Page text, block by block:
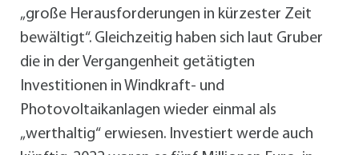
„große Herausforderungen in kürzester Zeit
bewältigt“. Gleichzeitig haben sich laut Gruber
die in der Vergangenheit getätigten
Investitionen in Windkraft- und
Photovoltaikanlagen wieder einmal als
„werthaltig“ erwiesen. Investiert werde auch